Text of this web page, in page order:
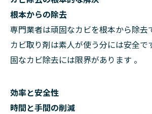
根本からの除去
専門業者は頑固なカビを根本から除去
カビ取り剤は素人が使う分には安全で
固なカビ除去には限界があります 。
効率と安全性
時間と手間の削減